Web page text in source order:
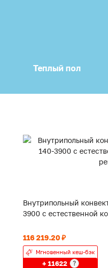
Теплый пол
Внутрипольный
3900 с естественной
116 219.20 ₽
Мгновенный кеш-бэк
+ 11622 ?